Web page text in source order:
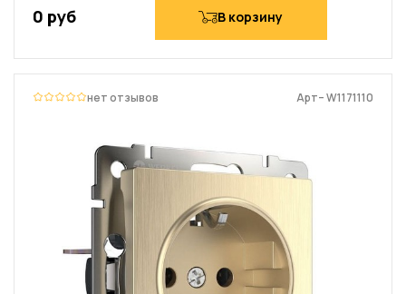
0 руб В корзину
нет отзывов Арт– W1171110